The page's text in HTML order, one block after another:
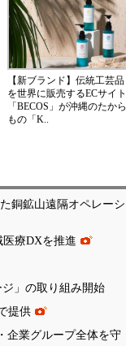
【新ブランド】伝統工芸品
を世界に販売するECサイト
「BECOS」が沖縄のたから
もの「K..
銅鉱山遠隔オペレーシ
療DXを推進
」の取り組み開始
提供
企業グループ全体を守